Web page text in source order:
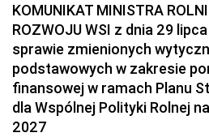
KOMUNIKAT MINISTRA
ROZWOJU WSI z dnia 29
sprawie zmienionych
podstawowych w zakresie
finansowej w ramach Planu
dla Wspólnej Polityki Rolnej
2027